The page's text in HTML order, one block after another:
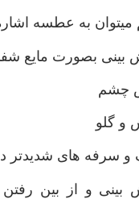
میتوان به عطسه
بینی بصورت مایع
چشم
و گلو
سرفه های شدیدتر
و از بین رفتن